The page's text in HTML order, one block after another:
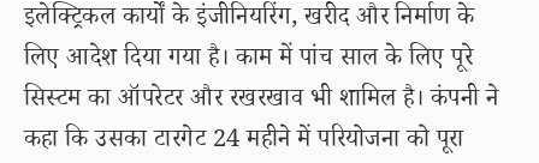
इलेक्ट्रिकल कार्यों के इंजीनियरिंग, खरीद और निर्माण के
लिए आदेश दिया गया है। काम में पांच साल के लिए पूरे
सिस्टम का ऑपरेटर और रखरखाव भी शामिल है। कंपनी ने
कहा कि उसका टारगेट 24 महीने में परियोजना को पूरा